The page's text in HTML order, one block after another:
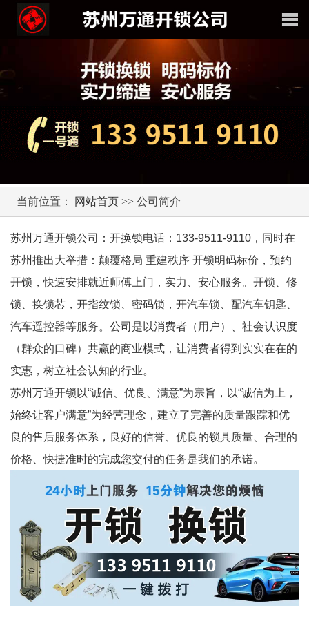
当前位置： 网站首页 >> 公司简介
苏州万通开锁公司：开换锁电话：133-9511-9110，同时在
苏州推出大举措：颠覆格局 重建秩序 开锁明码标价，预约
开锁，快速安排就近师傅上门，实力、安心服务。开锁、修
锁、换锁芯，开指纹锁、密码锁，开汽车锁、配汽车钥匙、
汽车遥控器等服务。公司是以消费者（用户）、社会认识度
（群众的口碑）共赢的商业模式，让消费者得到实实在在的
实惠，树立社会认知的行业。
苏州万通开锁以“诚信、优良、满意”为宗旨，以“诚信为上，
始终让客户满意”为经营理念，建立了完善的质量跟踪和优
良的售后服务体系，良好的信誉、优良的锁具质量、合理的
价格、快捷准时的完成您交付的任务是我们的承诺。